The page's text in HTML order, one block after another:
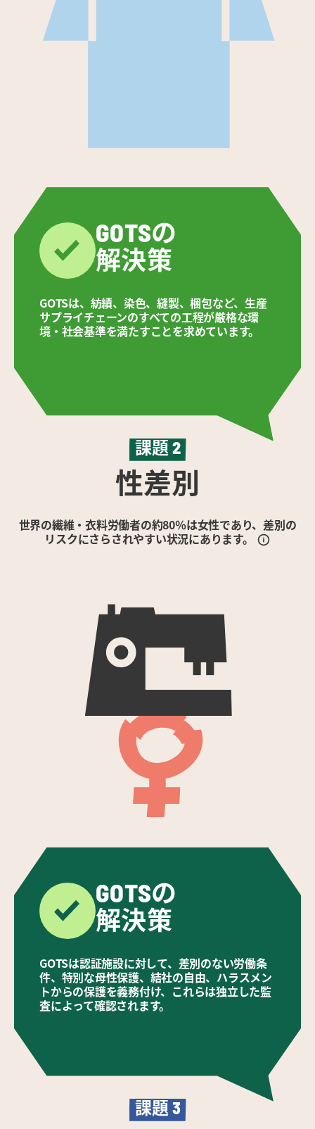
GOTSの
解決策
GOTSは、紡績、染色、縫製、梱包など、生産
サプライチェーンのすべての工程が厳格な環
境・社会基準を満たすことを求めています。
課題 2
性差別
世界の繊維・衣料労働者の約80％は女性であり、差別の
リスクにさらされやすい状況にあります。
GOTSの
解決策
GOTSは認証施設に対して、差別のない労働条
件、特別な母性保護、結社の自由、ハラスメン
トからの保護を義務付け、これらは独立した監
査によって確認されます。
課題 3